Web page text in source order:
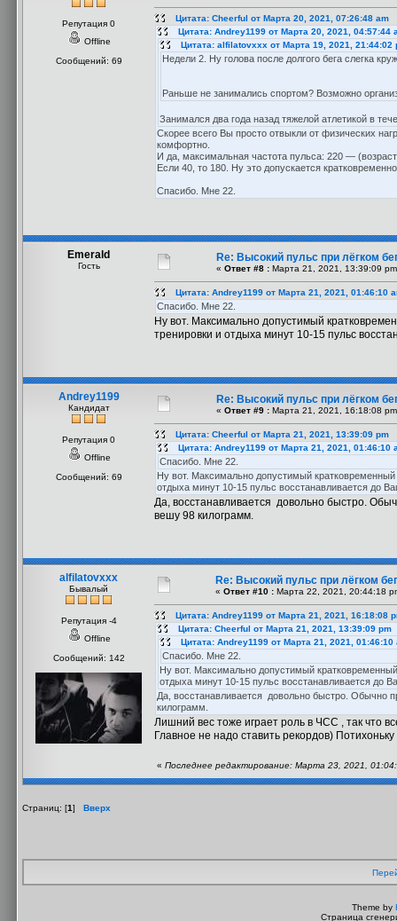
Репутация 0
Offline
Сообщений: 69
Цитата: Cheerful от Марта 20, 2021, 07:26:48 am
Цитата: Andrey1199 от Марта 20, 2021, 04:57:44
Цитата: alfilatovxxx от Марта 19, 2021, 21:44:02
Недели 2. Ну голова после долгого бега слегка
Раньше не занимались спортом? Возможно
Занимался два года назад тяжелой атлетикой в
Скорее всего Вы просто отвыкли от физических
комфортно.
И да, максимальная частота пульса: 220 —
Если 40, то 180. Ну это допускается
Спасибо. Мне 22.
Emerald
Гость
Re: Высокий пульс при лёгком
« Ответ #8 : Марта 21, 2021, 13:39:09
Цитата: Andrey1199 от Марта 21, 2021, 01:46:10
Спасибо. Мне 22.
Ну вот. Максимально допустимый
тренировки и отдыха минут 10-15 пульс
Andrey1199
Кандидат
Репутация 0
Offline
Сообщений: 69
Re: Высокий пульс при лёгком
« Ответ #9 : Марта 21, 2021, 16:18:08
Цитата: Cheerful от Марта 21, 2021, 13:39:09 pm
Цитата: Andrey1199 от Марта 21, 2021, 01:46:10
Спасибо. Мне 22.
Ну вот. Максимально допустимый
отдыха минут 10-15 пульс восстанавливается до
Да, восстанавливается довольно быстро.
вешу 98 килограмм.
alfilatovxxx
Бывалый
Репутация -4
Offline
Сообщений: 142
Re: Высокий пульс при лёгком
« Ответ #10 : Марта 22, 2021, 20:44:18
Цитата: Andrey1199 от Марта 21, 2021, 16:18:08
Цитата: Cheerful от Марта 21, 2021, 13:39:09 pm
Цитата: Andrey1199 от Марта 21, 2021, 01:46:10
Спасибо. Мне 22.
Ну вот. Максимально допустимый
отдыха минут 10-15 пульс восстанавливается до
Да, восстанавливается довольно быстро. Обычно
килограмм.
Лишний вес тоже играет роль в ЧСС , так что
Главное не надо ставить рекордов)
« Последнее редактирование: Марта 23, 2021,
Страниц: [1] Вверх
Theme by
Страница